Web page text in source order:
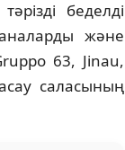
беделді
және
63, Jinau,
саласының